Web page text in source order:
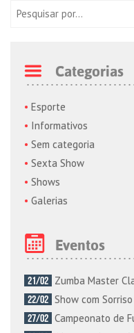
Pesquisa:
Categorias
Esporte
Informativos
Sem categoria
Sexta Show
Shows
Galerias
Eventos
21/02 Zumba Master
22/02 Show com
27/02 Campeonato de